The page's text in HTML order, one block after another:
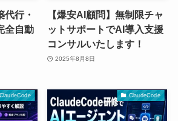
行・
全自動
【爆安AI顧問】無制限チャ
ットサポートでAI導入支援
コンサルいたします！
2025年8月8日
ClaudeCode